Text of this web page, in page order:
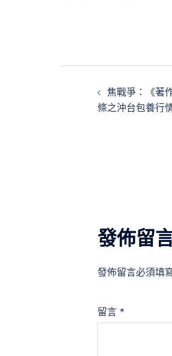
焦戰爭：《著
條之沖台包養行
發佈留
發佈留言必須填
留言 *